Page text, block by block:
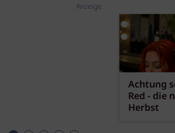
Anzeige
Achtung
Red - die
Herbst